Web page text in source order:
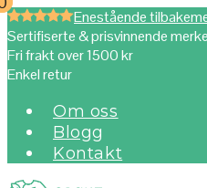
Enestående
Sertifiserte & prisvinnende
Fri frakt over 1500 kr
Enkel retur
Om oss
Blogg
Kontakt